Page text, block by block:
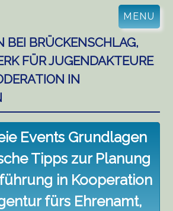
MENU
BEI BRÜCKENSCHLAG,
FÜR JUGENDAKTEURE
IN
Events Grundlagen
Tipps zur Planung
in Kooperation
fürs Ehrenamt,